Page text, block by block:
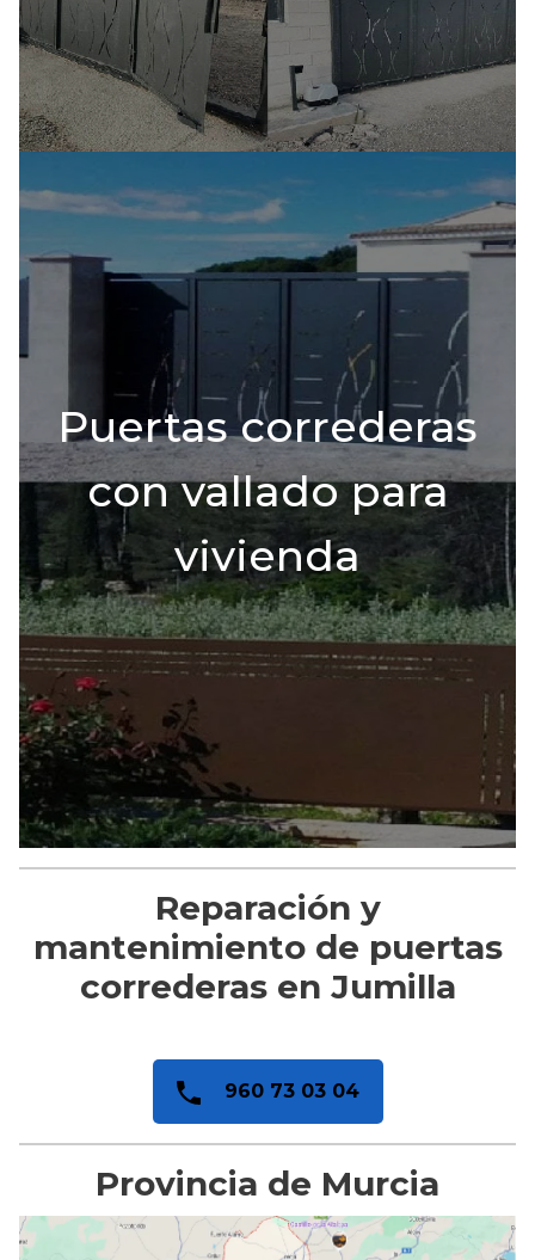
Puertas correderas
con vallado para
vivienda
Reparación y
mantenimiento de puertas
correderas en Jumilla
960 73 03 04
Provincia de Murcia